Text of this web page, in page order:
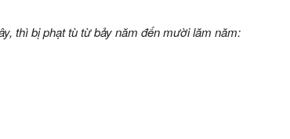
thì bị phạt tù từ bảy năm đến mười lăm năm: